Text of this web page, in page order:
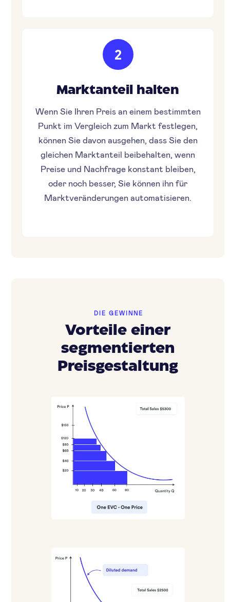
2
Marktanteil halten
Wenn Sie Ihren Preis an einem bestimmten
Punkt im Vergleich zum Markt festlegen,
können Sie davon ausgehen, dass Sie den
gleichen Marktanteil beibehalten, wenn
Preise und Nachfrage konstant bleiben,
oder noch besser, Sie können ihn für
Marktveränderungen automatisieren.
DIE GEWINNE
Vorteile einer
segmentierten
Preisgestaltung